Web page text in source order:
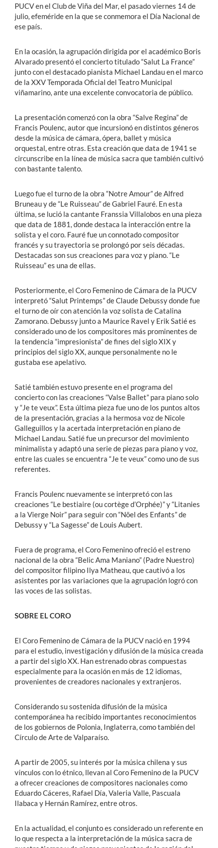
PUCV en el Club de Viña del Mar, el pasado viernes 14 de
julio, efeméride en la que se conmemora el Día Nacional de
ese país.
En la ocasión, la agrupación dirigida por el académico Boris
Alvarado presentó el concierto titulado “Salut La France”
junto con el destacado pianista Michael Landau en el marco
de la XXV Temporada Oficial del Teatro Municipal
viñamarino, ante una excelente convocatoria de público.
La presentación comenzó con la obra “Salve Regina” de
Francis Poulenc, autor que incursionó en distintos géneros
desde la música de cámara, ópera, ballet y música
orquestal, entre otras. Esta creación que data de 1941 se
circunscribe en la línea de música sacra que también cultivó
con bastante talento.
Luego fue el turno de la obra “Notre Amour” de Alfred
Bruneau y de “Le Ruisseau” de Gabriel Fauré. En esta
última, se lució la cantante Franssia Villalobos en una pieza
que data de 1881, donde destaca la interacción entre la
solista y el coro. Fauré fue un connotado compositor
francés y su trayectoria se prolongó por seis décadas.
Destacadas son sus creaciones para voz y piano. “Le
Ruisseau” es una de ellas.
Posteriormente, el Coro Femenino de Cámara de la PUCV
interpretó “Salut Printemps” de Claude Debussy donde fue
el turno de oír con atención la voz solista de Catalina
Zamorano. Debussy junto a Maurice Ravel y Erik Satié es
considerado uno de los compositores más prominentes de
la tendencia “impresionista” de fines del siglo XIX y
principios del siglo XX, aunque personalmente no le
gustaba ese apelativo.
Satié también estuvo presente en el programa del
concierto con las creaciones “Valse Ballet” para piano solo
y “Je te veux”. Esta última pieza fue uno de los puntos altos
de la presentación, gracias a la hermosa voz de Nicole
Galleguillos y la acertada interpretación en piano de
Michael Landau. Satié fue un precursor del movimiento
minimalista y adaptó una serie de piezas para piano y voz,
entre las cuales se encuentra “Je te veux” como uno de sus
referentes.
Francis Poulenc nuevamente se interpretó con las
creaciones “Le bestiaire (ou cortège d’Orphée)” y “Litanies
a la Vierge Noir” para seguir con “Nöel des Enfants” de
Debussy y “La Sagesse” de Louis Aubert.
Fuera de programa, el Coro Femenino ofreció el estreno
nacional de la obra “Belic Ama Maniano” (Padre Nuestro)
del compositor filipino Ilya Matheau, que cautivó a los
asistentes por las variaciones que la agrupación logró con
las voces de las solistas.
SOBRE EL CORO
El Coro Femenino de Cámara de la PUCV nació en 1994
para el estudio, investigación y difusión de la música creada
a partir del siglo XX. Han estrenado obras compuestas
especialmente para la ocasión en más de 12 idiomas,
provenientes de creadores nacionales y extranjeros.
Considerando su sostenida difusión de la música
contemporánea ha recibido importantes reconocimientos
de los gobiernos de Polonia, Inglaterra, como también del
Círculo de Arte de Valparaíso.
A partir de 2005, su interés por la música chilena y sus
vínculos con lo étnico, llevan al Coro Femenino de la PUCV
a ofrecer creaciones de compositores nacionales como
Eduardo Cáceres, Rafael Día, Valeria Valle, Pascuala
Ilabaca y Hernán Ramírez, entre otros.
En la actualidad, el conjunto es considerado un referente en
lo que respecta a la interpretación de la música sacra de